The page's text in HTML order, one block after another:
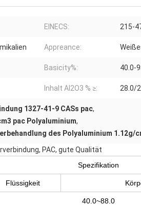
EINECS: 215-
Appreance:
Basicity%: 40.0-
Inhalt Al2O3 % ≥: 28.0/
1327-41-9 CASs pac,
pac Polyaluminium,
des Polyaluminium 1.12g/
PAC, gute Qualität
Spezifikation
Flüssigkeit
40.0~88.0